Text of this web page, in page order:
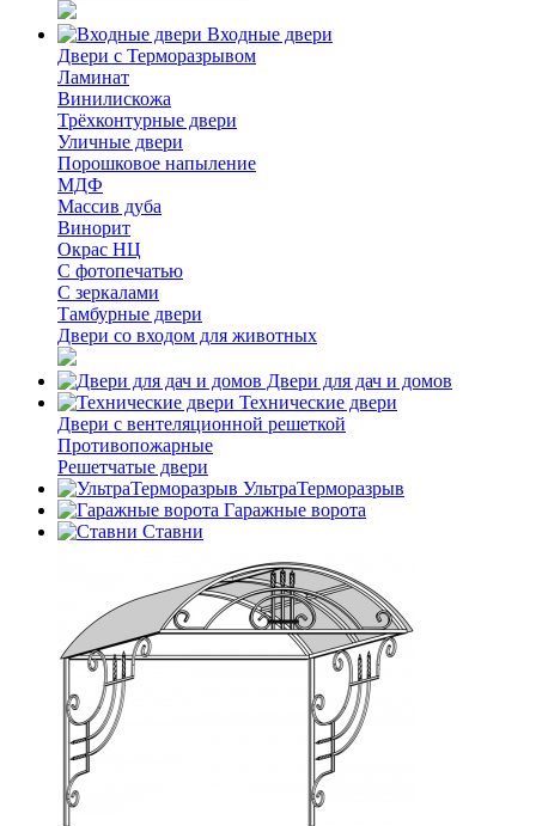
Входные двери
Двери с Терморазрывом
Ламинат
Винилискожа
Трёхконтурные двери
Уличные двери
Порошковое напыление
МДФ
Массив дуба
Винорит
Окрас НЦ
С фотопечатью
С зеркалами
Тамбурные двери
Двери со входом для животных
Двери для дач и домов
Технические двери
Двери с вентеляционной решеткой
Противопожарные
Решетчатые двери
УльтраТерморазрыв
Гаражные ворота
Ставни